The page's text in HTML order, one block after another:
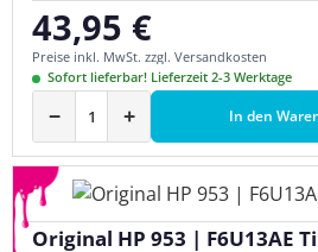
Regulärer Preis:
43,95 €
Preise inkl. MwSt. zzgl. Versandkosten
Sofort lieferbar! Lieferzeit 2-3 Werktage
− + In den
Original HP 953 | F6U13AE